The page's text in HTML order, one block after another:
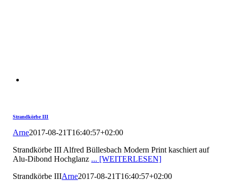
Strandkörbe III
Arne2017-08-21T16:40:57+02:00
Strandkörbe III Alfred Büllesbach Modern Print kaschiert auf
Alu-Dibond Hochglanz ... [WEITERLESEN]
Strandkörbe IIIArne2017-08-21T16:40:57+02:00